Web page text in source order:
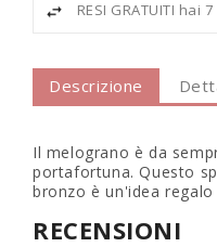
RESI GRATUITI
Descrizione
Il melograno è da
portafortuna. Questo
bronzo è un'idea
RECENSIONI